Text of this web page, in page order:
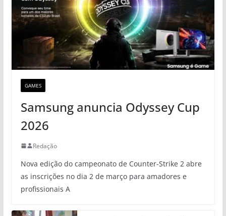
GAMES
Samsung anuncia Odyssey Cup
2026
Redação
Nova edição do campeonato de Counter-Strike 2 abre
as inscrições no dia 2 de março para amadores e
profissionais A